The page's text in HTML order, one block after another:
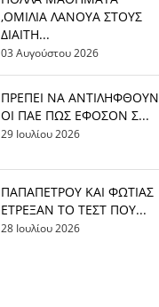
,ΟΜΙΛΙΑ ΛΑΝΟΥΑ ΣΤΟΥΣ
ΔΙΑΙΤΗ...
03 Αυγούστου 2026
ΠΡΕΠΕΙ ΝΑ ΑΝΤΙΛΗΦΘΟΥΝ
ΟΙ ΠΑΕ ΠΩΣ ΕΦΟΣΟΝ Σ...
29 Ιουλίου 2026
ΠΑΠΑΠΕΤΡΟΥ ΚΑΙ ΦΩΤΙΑΣ
ΕΤΡΕΞΑΝ ΤΟ ΤΕΣΤ ΠΟΥ...
28 Ιουλίου 2026